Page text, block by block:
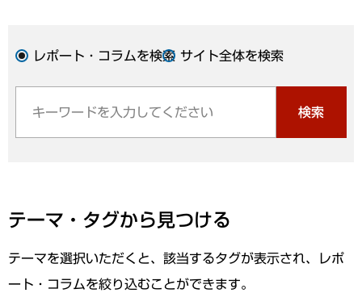
レポート・コラムを検索 サイト全体を検索
検索
テーマ・タグから見つける
テーマを選択いただくと、該当するタグが表示され、レポ
ート・コラムを絞り込むことができます。